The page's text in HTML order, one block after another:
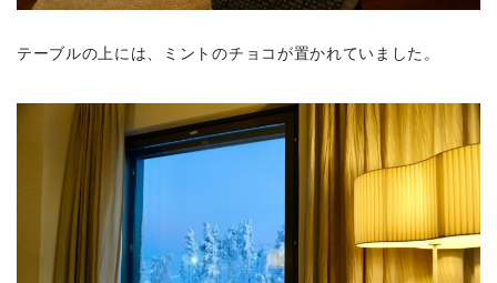
テーブルの上には、ミントのチョコが置かれていました。